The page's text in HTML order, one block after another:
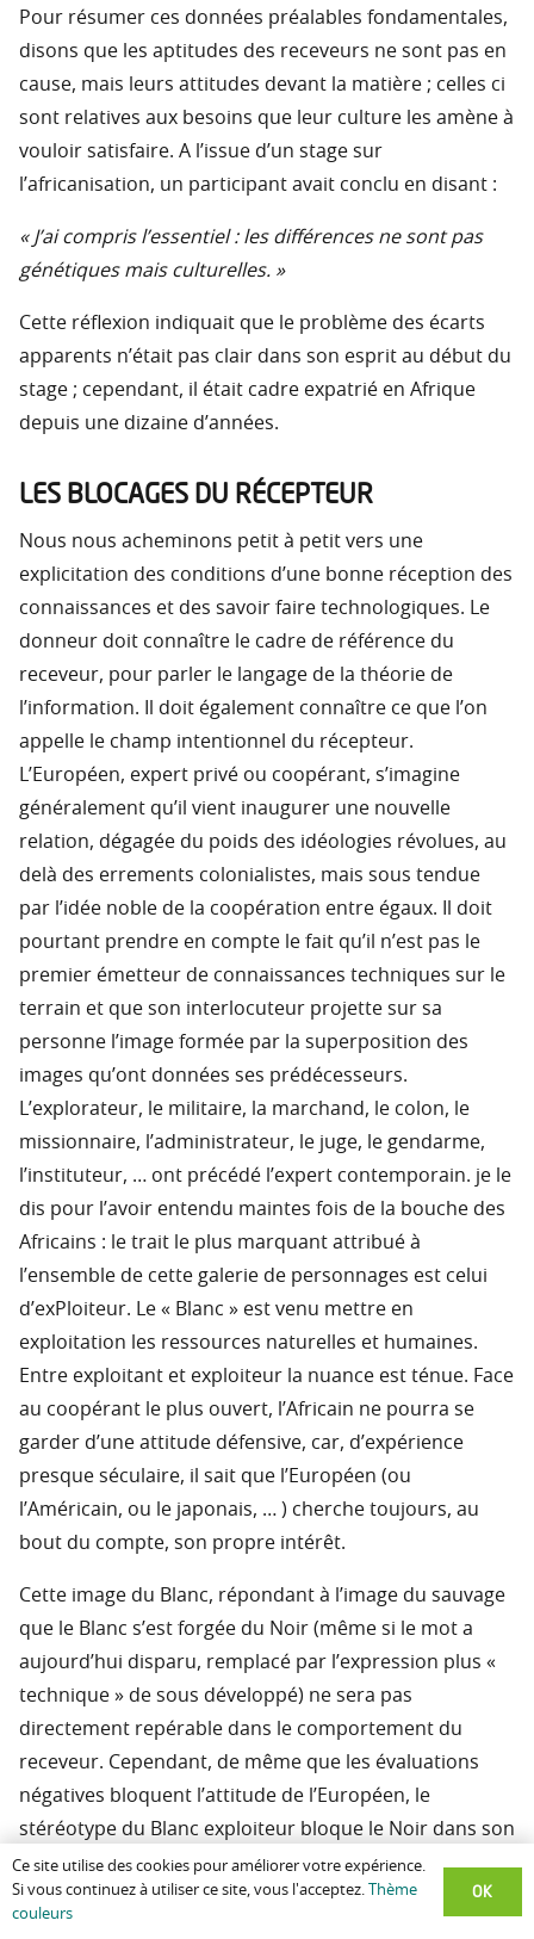
Pour résumer ces données préalables fondamentales,
disons que les aptitudes des receveurs ne sont pas en
cause, mais leurs attitudes devant la matière ; celles ci
sont relatives aux besoins que leur culture les amène à
vouloir satisfaire. A l’issue d’un stage sur
l’africanisation, un participant avait conclu en disant :
« J’ai compris l’essentiel : les différences ne sont pas
génétiques mais culturelles. »
Cette réflexion indiquait que le problème des écarts
apparents n’était pas clair dans son esprit au début du
stage ; cependant, il était cadre expatrié en Afrique
depuis une dizaine d’années.
LES BLOCAGES DU RÉCEPTEUR
Nous nous acheminons petit à petit vers une
explicitation des conditions d’une bonne réception des
connaissances et des savoir faire technologiques. Le
donneur doit connaître le cadre de référence du
receveur, pour parler le langage de la théorie de
l’information. Il doit également connaître ce que l’on
appelle le champ intentionnel du récepteur.
L’Européen, expert privé ou coopérant, s’imagine
généralement qu’il vient inaugurer une nouvelle
relation, dégagée du poids des idéologies révolues, au
delà des errements colonialistes, mais sous tendue
par l’idée noble de la coopération entre égaux. Il doit
pourtant prendre en compte le fait qu’il n’est pas le
premier émetteur de connaissances techniques sur le
terrain et que son interlocuteur projette sur sa
personne l’image formée par la superposition des
images qu’ont données ses prédécesseurs.
L’explorateur, le militaire, la marchand, le colon, le
missionnaire, l’administrateur, le juge, le gendarme,
l’instituteur, … ont précédé l’expert contemporain. je le
dis pour l’avoir entendu maintes fois de la bouche des
Africains : le trait le plus marquant attribué à
l’ensemble de cette galerie de personnages est celui
d’exPloiteur. Le « Blanc » est venu mettre en
exploitation les ressources naturelles et humaines.
Entre exploitant et exploiteur la nuance est ténue. Face
au coopérant le plus ouvert, l’Africain ne pourra se
garder d’une attitude défensive, car, d’expérience
presque séculaire, il sait que l’Européen (ou
l’Américain, ou le japonais, … ) cherche toujours, au
bout du compte, son propre intérêt.
Cette image du Blanc, répondant à l’image du sauvage
que le Blanc s’est forgée du Noir (même si le mot a
aujourd’hui disparu, remplacé par l’expression plus «
technique » de sous développé) ne sera pas
directement repérable dans le comportement du
receveur. Cependant, de même que les évaluations
négatives bloquent l’attitude de l’Européen, le
stéréotype du Blanc exploiteur bloque le Noir dans son
attitude vis à vis de ce que le Blanc représente et de ce
qu’il transmet. Les manifestations de ce blocage sont
Ce site utilise des cookies pour améliorer votre expérience.
Si vous continuez à utiliser ce site, vous l'acceptez.
Thème
couleurs
OK